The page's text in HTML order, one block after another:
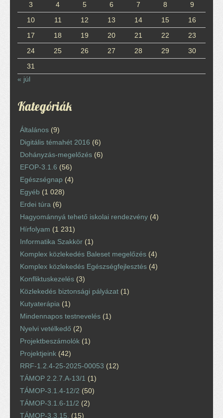
3
4 5 6 7 8
9
10
11 12 13 14 15
16
17
18 19 20 21 22
23
24
25 26 27 28 29
30
31
« júl
Kategóriák
Általános (9)
Digitális témahét 2016 (6)
Dohányzás-megelőzés (6)
EFOP-3.1.6 (56)
Egészségnap (4)
Egyéb (1 028)
Erdei túra (6)
Hagyománnyá tehető iskolai rendezvény (4)
Hírfolyam (1 231)
Informatika Szakkör (1)
Komplex közlekedés Baleset megelőzés (4)
Komplex közlekedés Egészségfejlesztés (4)
Konfliktuskezelés (3)
Közlekedés biztonsági pályázat (1)
Kutyaterápia (1)
Mindennapos testnevelés (1)
Nyelvi vetélkedő (2)
Projektbeszámolók (1)
Projektjeink (42)
RRF-1.2.4-25-2025-00053 (12)
TÁMOP 2.2.7.A-13/1 (1)
TÁMOP-3.1.4-12/2 (50)
TÁMOP-3.1.6-11/2 (2)
TÁMOP-3.3.15. (15)